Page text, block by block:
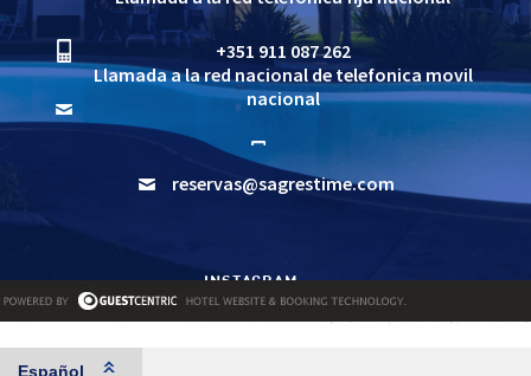
+351 911 087 262
Llamada a la red nacional de telefonica movil
nacional
reservas@sagrestime.com
INSTAGRAM
FACEBOOK